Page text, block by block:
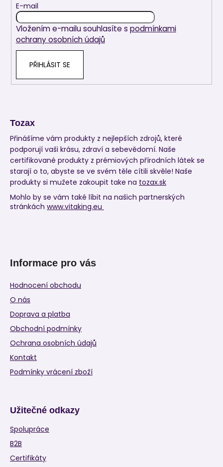
E-mail
Vložením e-mailu souhlasíte s podmínkami
ochrany osobních údajů
PŘIHLÁSIT SE
Tozax
Přinášíme vám produkty z nejlepších zdrojů, které
podporují vaši krásu, zdraví a sebevědomí. Naše
certifikované produkty z prémiových přírodních látek se
starají o to, abyste se ve svém těle cítili skvěle! Naše
produkty si mužete zakoupit take na tozax.sk
Mohlo by se vám také líbit na našich partnerských
stránkách www.vitaking.eu
Informace pro vás
Hodnocení obchodu
O nás
Doprava a platba
Obchodní podmínky
Ochrana osobních údajů
Kontakt
Podmínky vrácení zboží
Užitečné odkazy
Spolupráce
B2B
Certifikáty